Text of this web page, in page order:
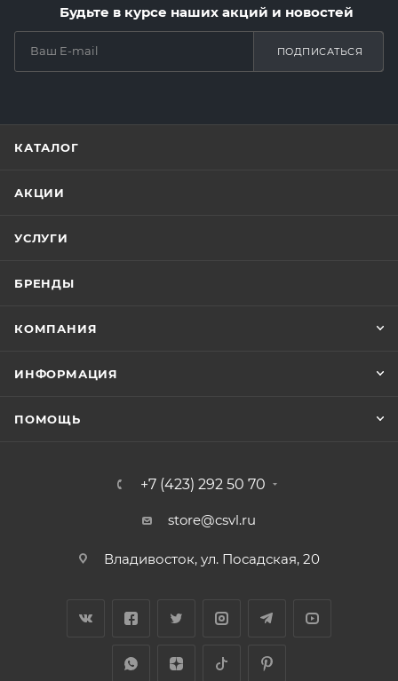
Будьте в курсе наших акций и новостей
ПОДПИСАТЬСЯ
КАТАЛОГ
АКЦИИ
УСЛУГИ
БРЕНДЫ
КОМПАНИЯ
ИНФОРМАЦИЯ
ПОМОЩЬ
+7 (423) 292 50 70
store@csvl.ru
Владивосток, ул. Посадская, 20